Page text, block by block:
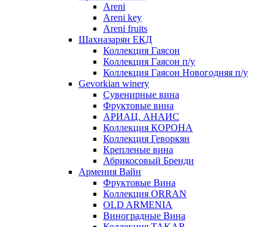
Areni
Areni key
Areni fruits
Шахназарян ЕКД
Коллекция Гаясон
Коллекция Гаясон п/у
Коллекция Гаясон Новогодняя п/у
Gevorkian winery
Сувенирные вина
Фруктовые вина
АРИАЦ. АНАИС
Коллекция КОРОНА
Коллекция Геворкян
Крепленые вина
Абрикосовый Бренди
Армения Вайн
Фруктовые Вина
Коллекция ORRAN
OLD ARMENIA
Виноградные Вина